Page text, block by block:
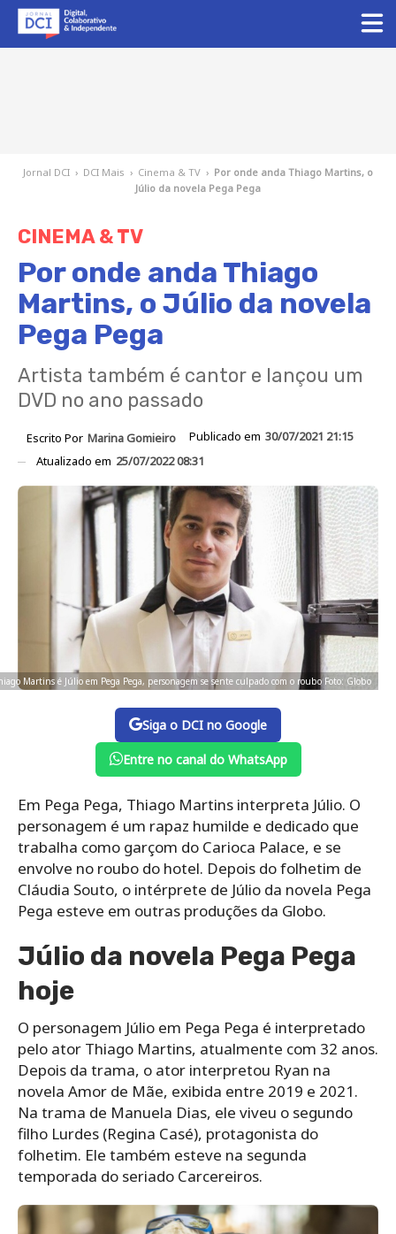
Jornal DCI › DCI Mais › Cinema & TV › Por onde anda Thiago Martins, o
Júlio da novela Pega Pega
CINEMA & TV
Por onde anda Thiago
Martins, o Júlio da novela
Pega Pega
Artista também é cantor e lançou um
DVD no ano passado
Escrito Por Marina Gomieiro Publicado em 30/07/2021 21:15
Atualizado em 25/07/2022 08:31
Martins é Júlio em Pega Pega, personagem se sente culpado com o roubo Foto: Globo
Siga o DCI no Google
Entre no canal do WhatsApp
Em Pega Pega, Thiago Martins interpreta Júlio. O
personagem é um rapaz humilde e dedicado que
trabalha como garçom do Carioca Palace, e se
envolve no roubo do hotel. Depois do folhetim de
Cláudia Souto, o intérprete de Júlio da novela Pega
Pega esteve em outras produções da Globo.
Júlio da novela Pega Pega
hoje
O personagem Júlio em Pega Pega é interpretado
pelo ator Thiago Martins, atualmente com 32 anos.
Depois da trama, o ator interpretou Ryan na
novela Amor de Mãe, exibida entre 2019 e 2021.
Na trama de Manuela Dias, ele viveu o segundo
filho Lurdes (Regina Casé), protagonista do
folhetim. Ele também esteve na segunda
temporada do seriado Carcereiros.